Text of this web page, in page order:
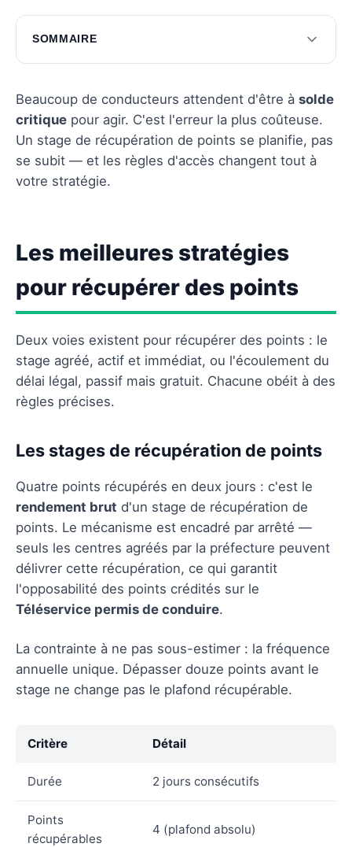
SOMMAIRE
Les meilleures stratégies pour récupérer des
Les atouts d'un stage de récupération
Questions fréquentes
Beaucoup de conducteurs attendent d'être à solde
critique pour agir. C'est l'erreur la plus coûteuse.
Un stage de récupération de points se planifie, pas
se subit — et les règles d'accès changent tout à
votre stratégie.
Les meilleures stratégies
pour récupérer des points
Deux voies existent pour récupérer des points : le
stage agréé, actif et immédiat, ou l'écoulement du
délai légal, passif mais gratuit. Chacune obéit à des
règles précises.
Les stages de récupération de points
Quatre points récupérés en deux jours : c'est le
rendement brut d'un stage de récupération de
points. Le mécanisme est encadré par arrêté —
seuls les centres agréés par la préfecture peuvent
délivrer cette récupération, ce qui garantit
l'opposabilité des points crédités sur le
Téléservice permis de conduire.
La contrainte à ne pas sous-estimer : la fréquence
annuelle unique. Dépasser douze points avant le
stage ne change pas le plafond récupérable.
Critère Détail
Durée 2 jours consécutifs
Points
récupérables
4 (plafond absolu)